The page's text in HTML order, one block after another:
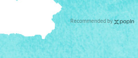
Recommended by